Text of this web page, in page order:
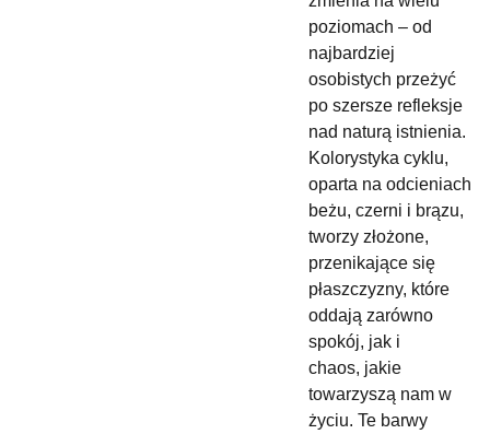
poziomach – od
najbardziej
osobistych przeżyć
po szersze refleksje
nad naturą istnienia.
Kolorystyka cyklu,
oparta na odcieniach
beżu, czerni i brązu,
tworzy złożone,
przenikające się
płaszczyzny, które
oddają zarówno
spokój, jak i
chaos, jakie
towarzyszą nam w
życiu. Te barwy